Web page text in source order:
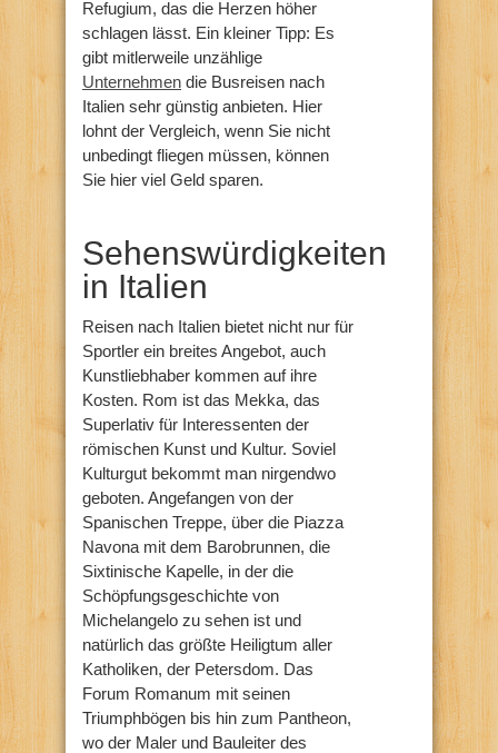
Refugium, das die Herzen höher
schlagen lässt. Ein kleiner Tipp: Es
gibt mitlerweile unzählige
Unternehmen die Busreisen nach
Italien sehr günstig anbieten. Hier
lohnt der Vergleich, wenn Sie nicht
unbedingt fliegen müssen, können
Sie hier viel Geld sparen.
Sehenswürdigkeiten
in Italien
Reisen nach Italien bietet nicht nur für
Sportler ein breites Angebot, auch
Kunstliebhaber kommen auf ihre
Kosten. Rom ist das Mekka, das
Superlativ für Interessenten der
römischen Kunst und Kultur. Soviel
Kulturgut bekommt man nirgendwo
geboten. Angefangen von der
Spanischen Treppe, über die Piazza
Navona mit dem Barobrunnen, die
Sixtinische Kapelle, in der die
Schöpfungsgeschichte von
Michelangelo zu sehen ist und
natürlich das größte Heiligtum aller
Katholiken, der Petersdom. Das
Forum Romanum mit seinen
Triumphbögen bis hin zum Pantheon,
wo der Maler und Bauleiter des